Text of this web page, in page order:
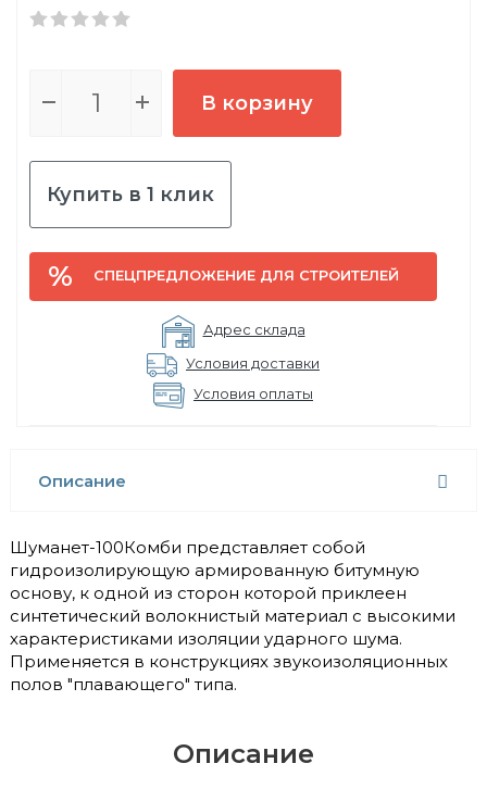
В корзину
Купить в 1 клик
СПЕЦПРЕДЛОЖЕНИЕ ДЛЯ СТРОИТЕЛЕЙ
Адрес склада
Условия доставки
Условия оплаты
Описание
Шуманет-100Комби представляет собой
гидроизолирующую армированную битумную
основу, к одной из сторон которой приклеен
синтетический волокнистый материал с высокими
характеристиками изоляции ударного шума.
Применяется в конструкциях звукоизоляционных
полов "плавающего" типа.
Описание